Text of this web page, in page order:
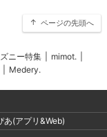
ページの先頭へ
ニー特集 mimot.
Medery.
あ(アプリ&Web)